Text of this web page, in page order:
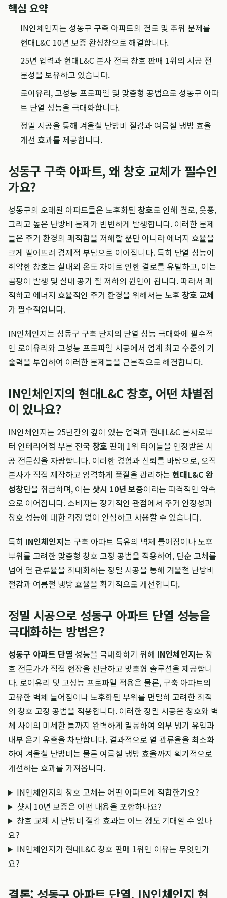
핵심 요약
IN인체인지는 성동구 구축 아파트의 결로 및 추위 문제를
현대L&C 10년 보증 완성창으로 해결합니다.
25년 업력과 현대L&C 본사 전국 창호 판매 1위의 시공 전
문성을 보유하고 있습니다.
로이유리, 고성능 프로파일 및 맞춤형 공법으로 성동구 아파
트 단열 성능을 극대화합니다.
정밀 시공을 통해 겨울철 난방비 절감과 여름철 냉방 효율
개선 효과를 제공합니다.
성동구 구축 아파트, 왜 창호 교체가 필수인
가요?
성동구의 오래된 아파트들은 노후화된 창호로 인해 결로, 웃풍,
그리고 높은 난방비 문제가 빈번하게 발생합니다. 이러한 문제
들은 주거 환경의 쾌적함을 저해할 뿐만 아니라 에너지 효율을
크게 떨어뜨려 경제적 부담으로 이어집니다. 특히 단열 성능이
취약한 창호는 실내외 온도 차이로 인한 결로를 유발하고, 이는
곰팡이 발생 및 실내 공기 질 저하의 원인이 됩니다. 따라서 쾌
적하고 에너지 효율적인 주거 환경을 위해서는 노후 창호 교체
가 필수적입니다.
IN인체인지는 성동구 구축 단지의 단열 성능 극대화에 필수적
인 로이유리와 고성능 프로파일 시공에서 업계 최고 수준의 기
술력을 투입하여 이러한 문제들을 근본적으로 해결합니다.
IN인체인지의 현대L&C 창호, 어떤 차별점
이 있나요?
IN인체인지는 25년간의 깊이 있는 업력과 현대L&C 본사로부
터 인테리어점 부문 전국 창호 판매 1위 타이틀을 인정받은 시
공 전문성을 자랑합니다. 이러한 경험과 신뢰를 바탕으로, 오직
본사가 직접 제작하고 엄격하게 품질을 관리하는 현대L&C 완
성창만을 취급하며, 이는 샷시 10년 보증이라는 파격적인 약속
으로 이어집니다. 소비자는 장기적인 관점에서 주거 안정성과
창호 성능에 대한 걱정 없이 안심하고 사용할 수 있습니다.
특히 IN인체인지는 구축 아파트 특유의 벽체 틀어짐이나 노후
부위를 고려한 맞춤형 창호 고정 공법을 적용하여, 단순 교체를
넘어 열 관류율을 최대화하는 정밀 시공을 통해 겨울철 난방비
절감과 여름철 냉방 효율을 획기적으로 개선합니다.
정밀 시공으로 성동구 아파트 단열 성능을
극대화하는 방법은?
성동구 아파트 단열 성능을 극대화하기 위해 IN인체인지는 창
호 전문가가 직접 현장을 진단하고 맞춤형 솔루션을 제공합니
다. 로이유리 및 고성능 프로파일 적용은 물론, 구축 아파트의
고유한 벽체 틀어짐이나 노후화된 부위를 면밀히 고려한 최적
의 창호 고정 공법을 적용합니다. 이러한 정밀 시공은 창호와 벽
체 사이의 미세한 틈까지 완벽하게 밀봉하여 외부 냉기 유입과
내부 온기 유출을 차단합니다. 결과적으로 열 관류율을 최소화
하여 겨울철 난방비는 물론 여름철 냉방 효율까지 획기적으로
개선하는 효과를 가져옵니다.
IN인체인지의 창호 교체는 어떤 아파트에 적합한가요?
샷시 10년 보증은 어떤 내용을 포함하나요?
창호 교체 시 난방비 절감 효과는 어느 정도 기대할 수 있나
요?
IN인체인지가 현대L&C 창호 판매 1위인 이유는 무엇인가
요?
결론: 성동구 아파트 단열, IN인체인지 현